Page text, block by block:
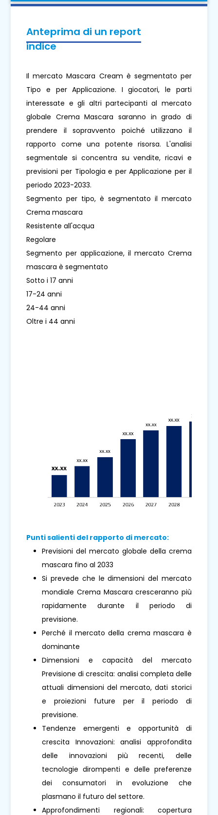
Anteprima di un report
indice
Il mercato Mascara Cream è segmentato per
Tipo e per Applicazione. I giocatori, le parti
interessate e gli altri partecipanti al mercato
globale Crema Mascara saranno in grado di
prendere il sopravvento poiché utilizzano il
rapporto come una potente risorsa. L'analisi
segmentale si concentra su vendite, ricavi e
previsioni per Tipologia e per Applicazione per il
periodo 2023-2033.
Segmento per tipo, è segmentato il mercato
Crema mascara
Resistente all'acqua
Regolare
Segmento per applicazione, il mercato Crema
mascara è segmentato
Sotto i 17 anni
17-24 anni
24-44 anni
Oltre i 44 anni
Punti salienti del rapporto di mercato:
Previsioni del mercato globale della crema
mascara fino al 2033
Si prevede che le dimensioni del mercato
mondiale Crema Mascara cresceranno più
rapidamente durante il periodo di
previsione.
Perché il mercato della crema mascara è
dominante
Dimensioni e capacità del mercato
Previsione di crescita: analisi completa delle
attuali dimensioni del mercato, dati storici
e proiezioni future per il periodo di
previsione.
Tendenze emergenti e opportunità di
crescita Innovazioni: analisi approfondita
delle innovazioni più recenti, delle
tecnologie dirompenti e delle preferenze
dei consumatori in evoluzione che
plasmano il futuro del settore.
Approfondimenti regionali: copertura